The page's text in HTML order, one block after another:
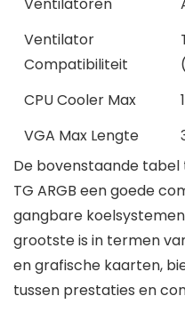
Ventilator
Compatibiliteit
CPU Cooler Max
VGA Max Lengte
De bovenstaande tabel
TG ARGB een goede
gangbare
grootste is in termen
en grafische kaarten,
tussen prestaties en